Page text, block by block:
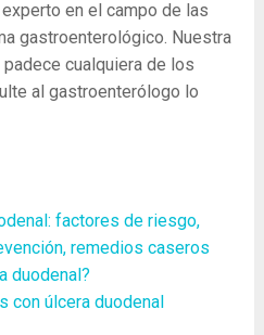
en el campo de las
gastroenterológico. Nuestra
cualquiera de los
al gastroenterólogo lo
factores de riesgo,
remedios caseros
duodenal?
con úlcera duodenal